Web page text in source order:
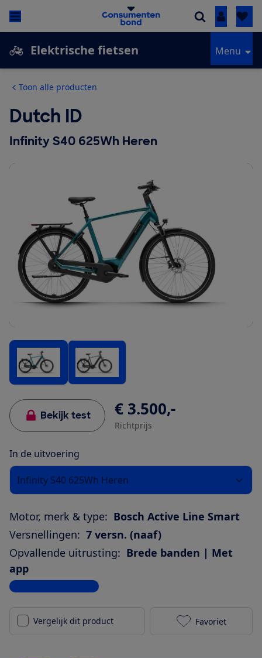
Inloggen
Elektrische fietsen Menu
Toon alle producten
Dutch ID
Infinity S40 625Wh Heren
Bekijk test € 3.500,-
Richtprijs
In de uitvoering
Infinity S40 625Wh Heren
Motor, merk & type: Bosch Active Line Smart
Versnellingen: 7 versn. (naaf)
Opvallende uitrusting: Brede banden | Met
app
Bekijk alle specificaties
Vergelijk dit product Dutch ID
Favoriet